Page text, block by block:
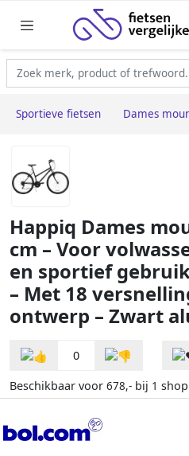
Sportieve fietsen Dames
Happiq Dames
cm – Voor
en sportief
– Met 18
ontwerp – Zwart
0
Beschikbaar voor 678,- bij 1